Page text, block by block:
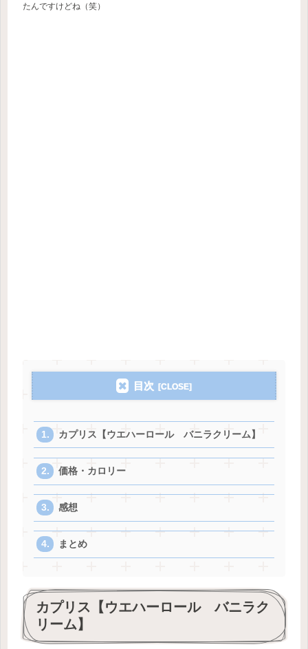
たんですけどね（笑）
目次
カプリス【ウエハーロール バニラクリーム】
価格・カロリー
感想
まとめ
カプリス【ウエハーロール バニラク
リーム】